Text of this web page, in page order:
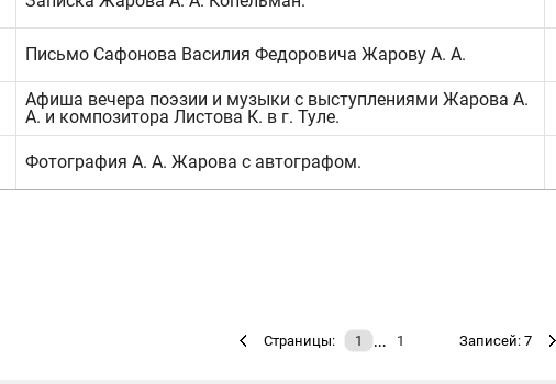
Письмо Сафонова Василия Федоровича Жарову А. А.
Афиша вечера поэзии и музыки с выступлениями Жарова А.
А. и композитора Листова К. в г. Туле.
Фотография А. А. Жарова с автографом.
Страницы: 1 … 1 Записей: 7